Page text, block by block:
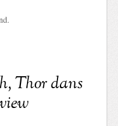
Thor dans